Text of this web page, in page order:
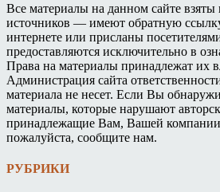
Все материалы на данном сайте
источников — имеют обратную
интернете или присланы
предоставляются исключительно в
Права на материалы принадлежат их
Администрация сайта
материала не несет. Если Вы
материалы, которые нарушают
принадлежащие Вам, Вашей
пожалуйста, сообщите нам.
РУБРИКИ